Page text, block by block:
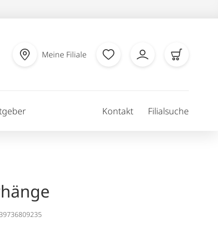
Meine Filiale
Kontakt Filialsuche